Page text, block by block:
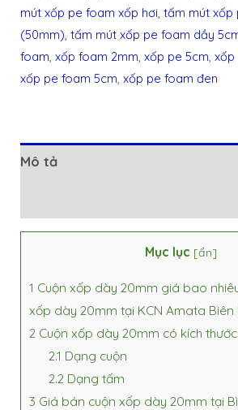
mút xốp pe foam xốp hơi,tấm mút xốp
(50mm),tấm mút xốp pe foam dầy
foam,xốp foam 2mm,xốp pe 5cm,xốp
xốp pe foam 5cm,xốp pe foam đen
Mô tả
Mục lục [ẩn]
1 Cuộn xốp dày 20mm giá bao
xốp dày 20mm tại KCN Amata Biên
2 Cuộn xốp dày 20mm có kích
2.1 Dạng cuộn
2.2 Dạng tấm
3 Giá bán cuộn xốp dày 20mm tại